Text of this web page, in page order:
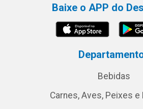
Baixe o APP do
Bebidas
Carnes, Aves, Peixes e